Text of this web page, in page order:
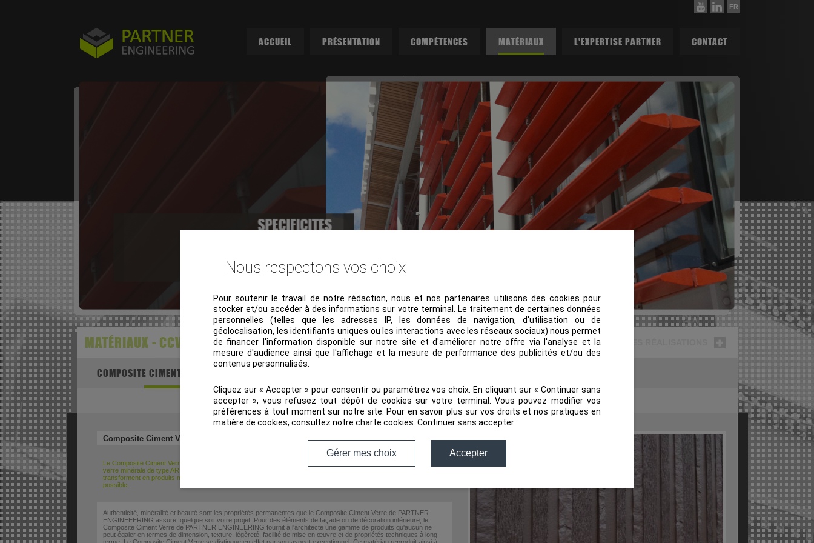
FR
ACCUEIL PRÉSENTATION COMPÉTENCES MATÉRIAUX L'EXPERTISE PARTNER CONTACT
SPECIFICITES
MATÉRIAUX - CCV
COMPOSITE CIMENT VERRE CCV
Composite Ciment Verre CCV
Le Composite Ciment Verre de PARTNER ENGINEERING est une formulation subtile de sable siliceux, de fibre de
verre minérale de type AR, de polymère acrylique et de liants hydrauliques teintés dans la masse que nos ateliers
transforment en produits moulés sur-mesure pour votre chantier. Pièces d'exception ou pièces répétitives, tout est
possible.
Authenticité, minéralité et beauté sont les propriétés permanentes que le Composite Ciment Verre de PARTNER
ENGINEEERING assure, quelque soit votre projet. Pour des éléments de façade ou de décoration intérieure, le
Composite Ciment Verre de PARTNER ENGINEERING fournit à l'architecte une gamme de produits qu'aucun ne
peut égaler en termes de dimension, texture, légèreté, facilité de mise en œuvre et de propriétés techniques à long
terme. Le Composite Ciment Verre se distingue en effet par son aspect exceptionnel. Ce matériau reproduit ainsi à
Nous respectons vos choix
Pour soutenir le travail de notre rédaction, nous et nos partenaires utilisons des cookies pour
stocker et/ou accéder à des informations sur votre terminal. Le traitement de certaines données
personnelles (telles que les adresses IP, les données de navigation, d'utilisation ou de
géolocalisation, les identifiants uniques ou les interactions avec les réseaux sociaux) nous permet
de financer l'information disponible sur notre site et d'améliorer notre offre via l'analyse et la
mesure d'audience ainsi que l'affichage et la mesure de performance des publicités et/ou des
contenus personnalisés.
Cliquez sur « Accepter » pour consentir ou paramétrez vos choix. En cliquant sur « Continuer sans
accepter », vous refusez tout dépôt de cookies sur votre terminal. Vous pouvez modifier vos
préférences à tout moment sur notre site. Pour en savoir plus sur vos droits et nos pratiques en
matière de cookies, consultez notre charte cookies Continuer sans accepter
Gérer mes choix Accepter